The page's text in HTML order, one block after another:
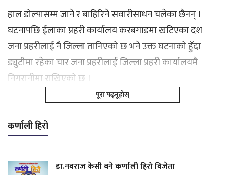
हाल डोल्पासम्म जाने र बाहिरिने सवारीसाधन चलेका छैनन् ।
घटनापछि ईलाका प्रहरी कार्यालय करबगाडमा खटिएका दश
जना प्रहरीलाई नै जिल्ला तानिएको छ भने उक्त घटनाको हुँदा
ड्युटीमा रहेका चार जना प्रहरीलाई जिल्ला प्रहरी कार्यालयमै
निगरानीमा राखिएको छ ।
पूरा पढ्नूहोस्
कर्णाली हिरो
डा.नवराज केसी बने कर्णाली हिरो विजेता